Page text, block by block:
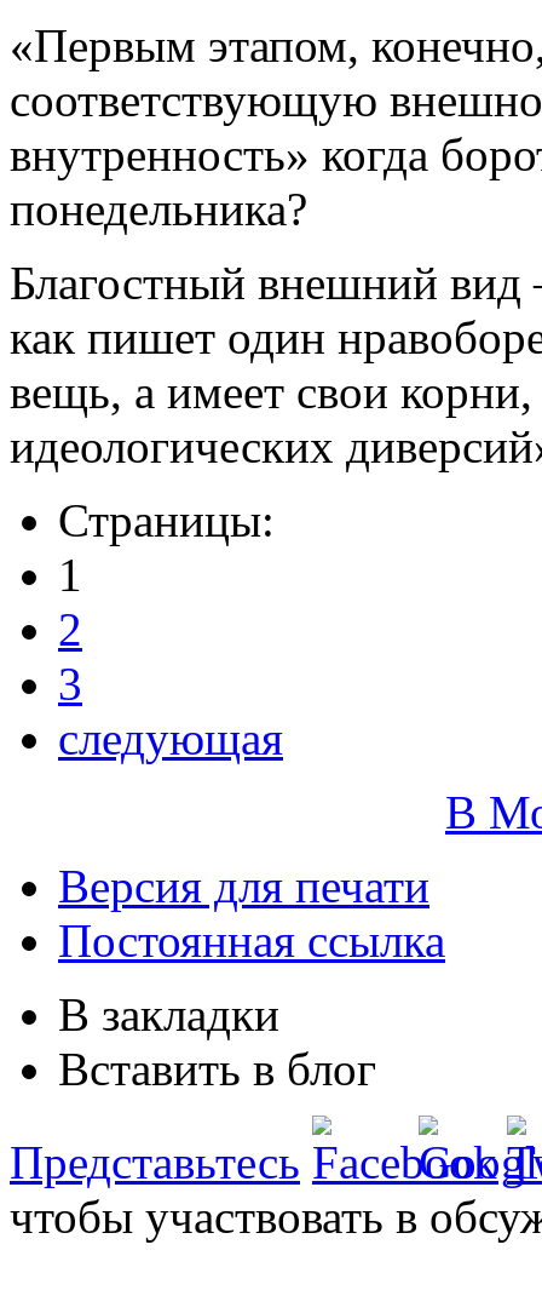
«Первым этапом,
соответствующую
внутренность» когда
понедельника?
Благостный внешний
как пишет один
вещь, а имеет свои
идеологических
Страницы:
1
2
3
следующая
В
Версия для печати
Постоянная ссылка
В закладки
Вставить в блог
Представьтесь
чтобы участвовать в